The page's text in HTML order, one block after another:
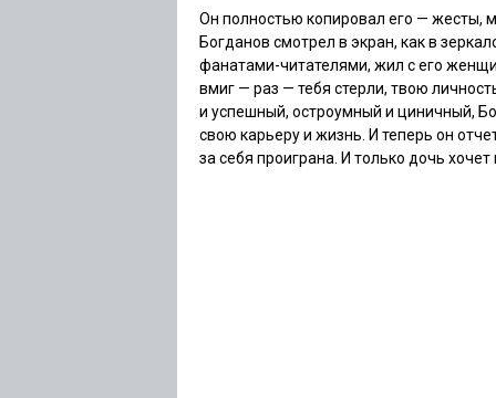
Он полностью копировал его — жесты,
Богданов смотрел в экран, как в
фанатами-читателями, жил с его
вмиг — раз — тебя стерли, твою
и успешный, остроумный и циничный,
свою карьеру и жизнь. И теперь он
за себя проиграна. И только дочь хочет